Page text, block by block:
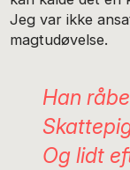
Jeg var ikke
magtudøvelse.
Han
Og lidt